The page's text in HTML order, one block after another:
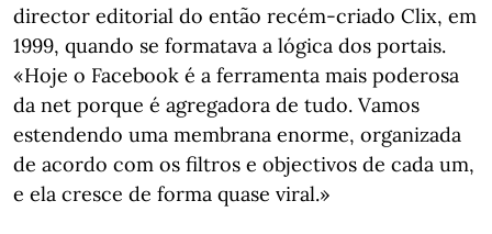
director editorial do então recém-criado Clix, em
1999, quando se formatava a lógica dos portais.
«Hoje o Facebook é a ferramenta mais poderosa
da net porque é agregadora de tudo. Vamos
estendendo uma membrana enorme, organizada
de acordo com os filtros e objectivos de cada um,
e ela cresce de forma quase viral.»